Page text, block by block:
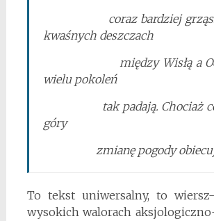
coraz bardziej
kwaśnych deszczach
między Wisłą a
wielu pokoleń
tak padają. Chociaż
góry
zmianę pogody
To tekst uniwersalny, to wiersz-
wysokich walorach